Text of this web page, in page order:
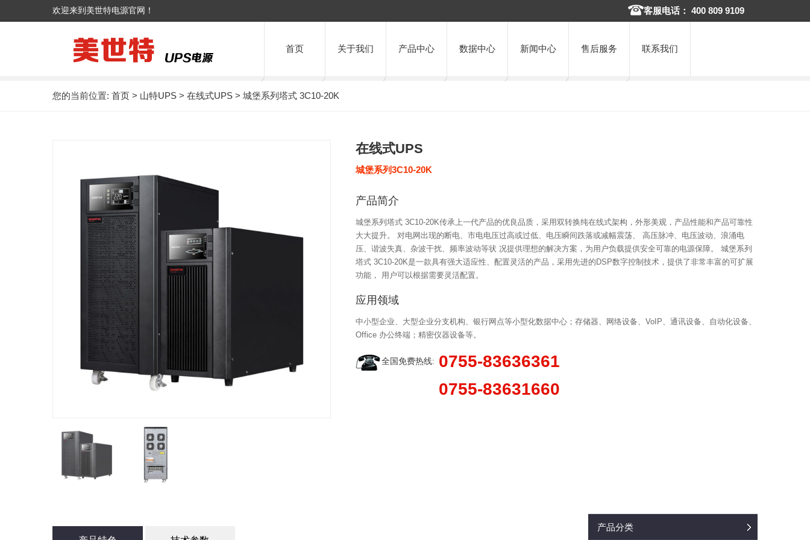
欢迎来到美世特电源官网！ 客服电话： 400 809 9109
首页 关于我们 产品中心 数据中心 新闻中心 售后服务 联系我们
您的当前位置: 首页 > 山特UPS > 在线式UPS > 城堡系列塔式 3C10-20K
在线式UPS
城堡系列3C10-20K
产品简介
城堡系列塔式 3C10-20K传承上一代产品的优良品质，采用双转换纯在线式架构，外形美观，产品性能和产品可靠性
大大提升。 对电网出现的断电、市电电压过高或过低、电压瞬间跌落或减幅震荡、 高压脉冲、电压波动、浪涌电
压、谐波失真、杂波干扰、频率波动等状 况提供理想的解决方案，为用户负载提供安全可靠的电源保障。 城堡系列
塔式 3C10-20K是一款具有强大适应性、配置灵活的产品，采用先进的DSP数字控制技术，提供了非常丰富的可扩展
功能， 用户可以根据需要灵活配置。
应用领域
中小型企业、大型企业分支机构、银行网点等小型化数据中心；存储器、网络设备、VoIP、通讯设备、自动化设备、
Office 办公终端；精密仪器设备等。
全国免费热线: 0755-83636361
0755-83631660
产品分类